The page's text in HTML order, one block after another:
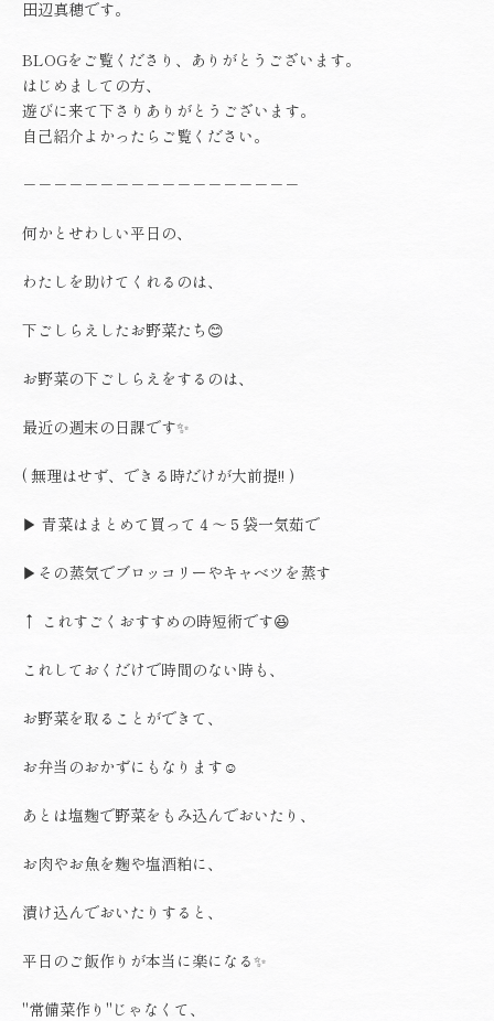
田辺真穂です。
BLOGをご覧くださり、ありがとうございます。
はじめましての方、
遊びに来て下さりありがとうございます。
自己紹介よかったらご覧ください。
－－－－－－－－－－－－－－－－－－
何かとせわしい平日の、
わたしを助けてくれるのは、
下ごしらえしたお野菜たち😊
お野菜の下ごしらえをするのは、
最近の週末の日課です✨
( 無理はせず、できる時だけが大前提!! )
▶︎ 青菜はまとめて買って４〜５袋一気茹で
▶︎その蒸気でブロッコリーやキャベツを蒸す
↑ これすごくおすすめの時短術です😆
これしておくだけで時間のない時も、
お野菜を取ることができて、
お弁当のおかずにもなります☺️
あとは塩麹で野菜をもみ込んでおいたり、
お肉やお魚を麹や塩酒粕に、
漬け込んでおいたりすると、
平日のご飯作りが本当に楽になる✨
"常備菜作り"じゃなくて、